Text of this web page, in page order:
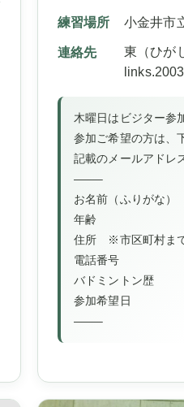
練習場所 小金井市
連絡先
東（ひが
木曜日はビジター参
参加ご希望の方は、
記載のメールアドレ
——–
お名前（ふりがな）
年齢
住所 ※市区町村まで
電話番号
バドミントン歴
参加希望日
——–